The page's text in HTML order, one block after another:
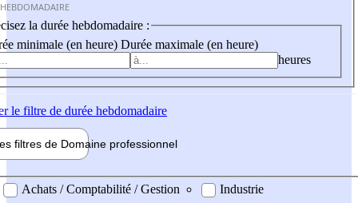
la durée hebdomadaire :
minimale (en heure) Durée maximale (en heure)
heures
le filtre de durée hebdomadaire
filtres de Domaine professionnel
professionel
Achats / Comptabilité / Gestion
Industrie